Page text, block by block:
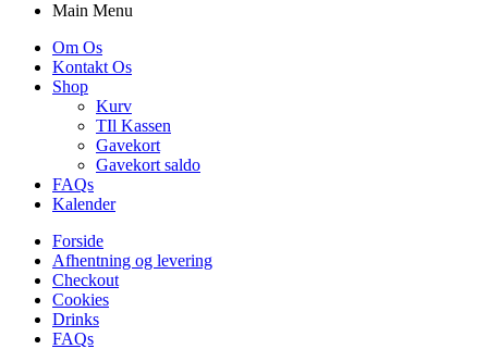
Main Menu
Om Os
Kontakt Os
Shop
Kurv
TIl Kassen
Gavekort
Gavekort saldo
FAQs
Kalender
Forside
Afhentning og levering
Checkout
Cookies
Drinks
FAQs